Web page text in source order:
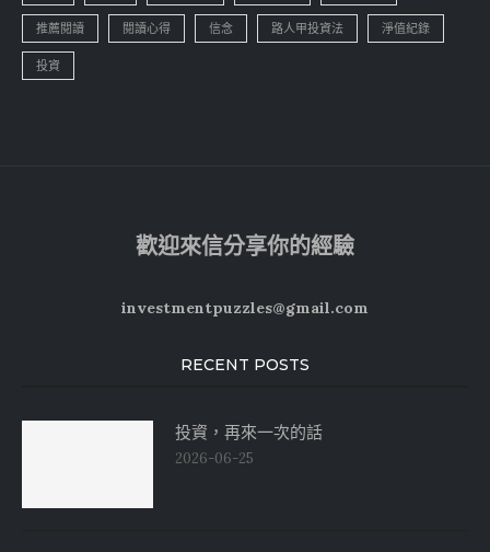
推薦閱讀 閱讀心得 信念 路人甲投資法 淨值紀錄
投資
歡迎來信分享你的經驗
investmentpuzzles@gmail.com
RECENT POSTS
投資，再來一次的話
2026-06-25